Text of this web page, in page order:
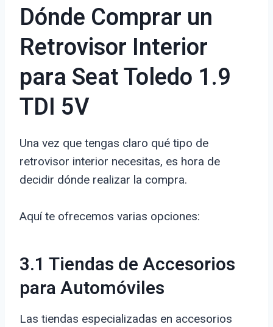
Dónde Comprar un
Retrovisor Interior
para Seat Toledo 1.9
TDI 5V
Una vez que tengas claro qué tipo de
retrovisor interior necesitas, es hora de
decidir dónde realizar la compra.
Aquí te ofrecemos varias opciones:
3.1 Tiendas de Accesorios
para Automóviles
Las tiendas especializadas en accesorios